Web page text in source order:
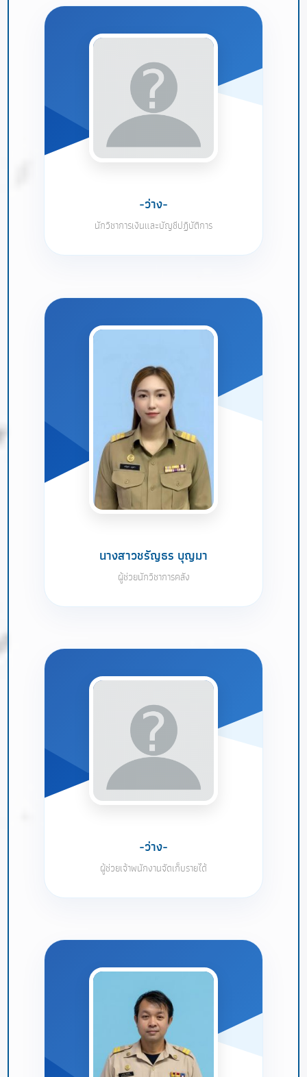
-ว่าง-
นักวิชาการเงินและบัญชีปฏิบัติการ
นางสาวชรัญธร บุญมา
ผู้ช่วยนักวิชาการคลัง
-ว่าง-
ผู้ช่วยเจ้าพนักงานจัดเก็บรายได้